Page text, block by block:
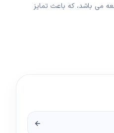
می باشد، که باعث تمایز